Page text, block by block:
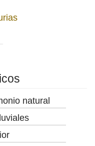
natural